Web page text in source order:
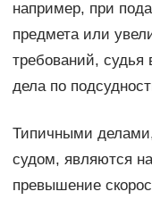
например, при
предмета или
требований, судья
дела по
Типичными
судом, являются
превышение